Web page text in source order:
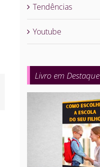
Tendências
Youtube
Livro em Destaque